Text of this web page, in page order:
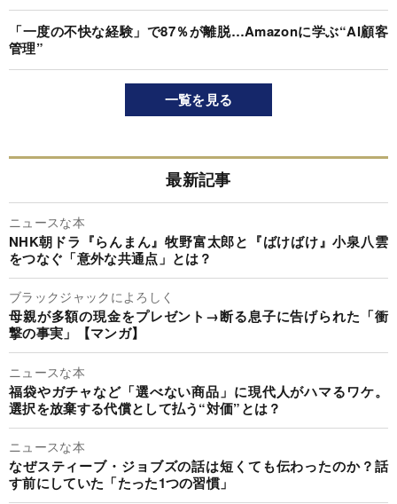
「一度の不快な経験」で87％が離脱…Amazonに学ぶ“AI顧客
管理”
一覧を見る
最新記事
ニュースな本
NHK朝ドラ『らんまん』牧野富太郎と『ばけばけ』小泉八雲
をつなぐ「意外な共通点」とは？
ブラックジャックによろしく
母親が多額の現金をプレゼント→断る息子に告げられた「衝
撃の事実」【マンガ】
ニュースな本
福袋やガチャなど「選べない商品」に現代人がハマるワケ。
選択を放棄する代償として払う“対価”とは？
ニュースな本
なぜスティーブ・ジョブズの話は短くても伝わったのか？話
す前にしていた「たった1つの習慣」